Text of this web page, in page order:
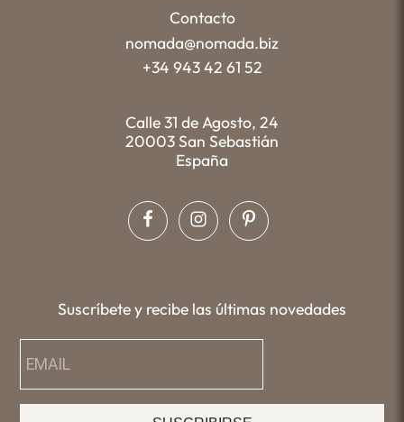
Contacto
nomada@nomada.biz
+34 943 42 61 52
Calle 31 de Agosto, 24
20003 San Sebastián
España
Suscríbete y recibe las últimas novedades